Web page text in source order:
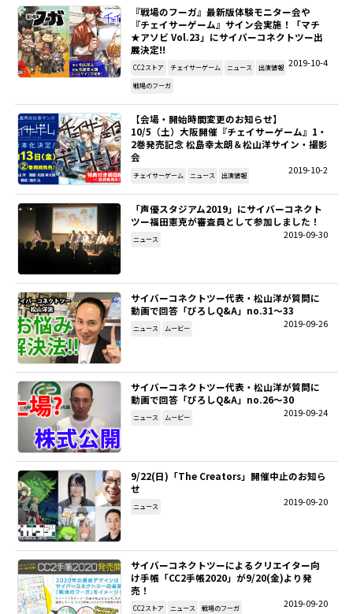
『戦場のフーガ』最新版体験モニター会や
『チェイサーゲーム』サイン会実施！「マチ
★アソビ Vol.23」にサイバーコネクトツー出
展決定!!
2019-10-4
CC2ストア チェイサーゲーム ニュース 出演情報
戦場のフーガ
【会場・開始時間変更のお知らせ】
10/5（土）大阪開催『チェイサーゲーム』1・
2巻発売記念 松島幸太朗＆松山洋サイン・撮影
会
2019-10-2
チェイサーゲーム ニュース 出演情報
「声優スタジアム2019」にサイバーコネクト
ツー福田憲克が審査員として参加しました！
2019-09-30
ニュース
サイバーコネクトツー代表・松山洋が質問に
動画で回答「ぴろしQ&A」no.31～33
2019-09-26
ニュース ムービー
サイバーコネクトツー代表・松山洋が質問に
動画で回答「ぴろしQ&A」no.26～30
2019-09-24
ニュース ムービー
9/22(日)「The Creators」開催中止のお知ら
せ
2019-09-20
ニュース
サイバーコネクトツーによるクリエイター向
け手帳「CC2手帳2020」が9/20(金)より発
売！
2019-09-20
CC2ストア ニュース 戦場のフーガ